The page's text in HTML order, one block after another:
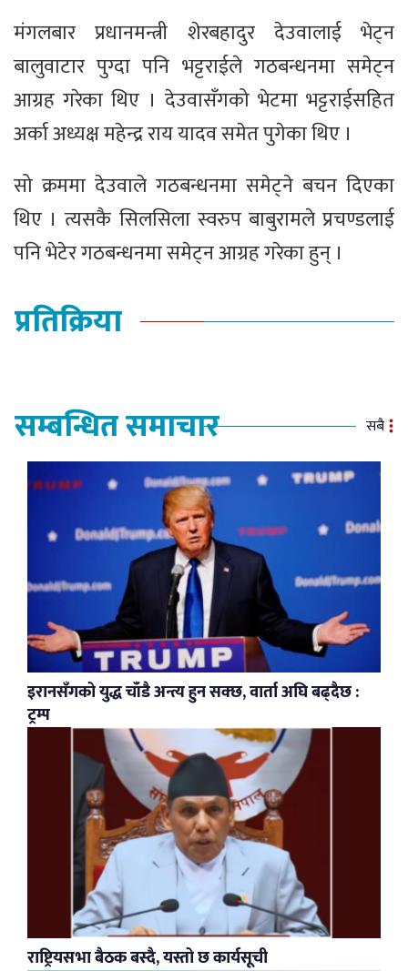
मंगलबार प्रधानमन्त्री शेरबहादुर देउवालाई भेट्न
बालुवाटार पुग्दा पनि भट्टराईले गठबन्धनमा समेट्न
आग्रह गरेका थिए । देउवासँगको भेटमा भट्टराईसहित
अर्का अध्यक्ष महेन्द्र राय यादव समेत पुगेका थिए ।
सो क्रममा देउवाले गठबन्धनमा समेट्ने बचन दिएका
थिए । त्यसकै सिलसिला स्वरुप बाबुरामले प्रचण्डलाई
पनि भेटेर गठबन्धनमा समेट्न आग्रह गरेका हुन् ।
प्रतिक्रिया
सम्बन्धित समाचार सबै
इरानसँगको युद्ध चाँडै अन्त्य हुन सक्छ, वार्ता अघि बढ्दैछ :
ट्रम्प
राष्ट्रियसभा बैठक बस्दै, यस्तो छ कार्यसूची